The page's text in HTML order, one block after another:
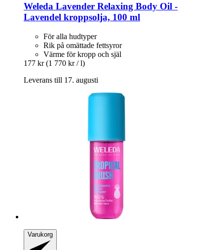
Weleda Lavender Relaxing Body Oil -​
Lavendel kroppsolja, 100 ml
För alla hudtyper
Rik på omättade fettsyror
Värme för kropp och själ
177 kr (1 770 kr / l)
Leverans till 17. augusti
Varukorg